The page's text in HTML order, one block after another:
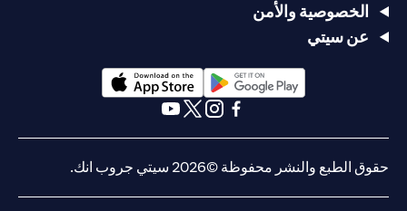
الخصوصية والأمن
عن سيتي
(opens in a new tab)
حقوق الطبع والنشر محفوظة ©2026 سيتي جروب انك.